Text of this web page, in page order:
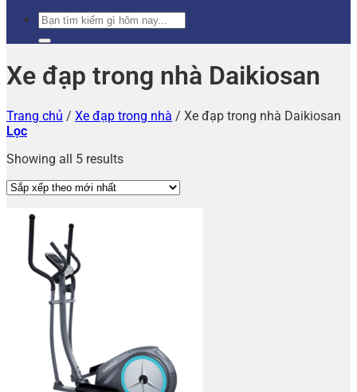
Tìm
kiếm:
Xe đạp trong nhà Daikiosan
Trang chủ / Xe đạp trong nhà / Xe đạp trong nhà Daikiosan
Lọc
Showing all 5 results